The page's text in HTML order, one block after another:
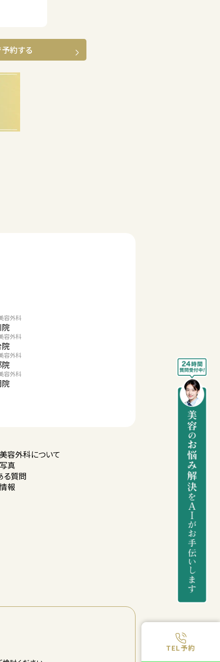
TEL予約
約する
容外科
容外科
容外科
容外科
容外科について
真
る質問
報